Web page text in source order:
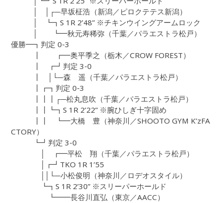
│ │┌─早坂柾浩（新潟／ピロクテテス新潟）
│ ┗┓S 1R 2’48” ※チキンウイングアームロック
│ ┗━秋元寿稀弥（千葉／パラエストラ松戸）
優勝━┓判定 0-3
┃ ┏━奥平季之（栃木／CROW FOREST）
┃ ┏┛判定 3-0
┃ │└─森 遥（千葉／パラエストラ松戸）
┃┏┓判定 0-3
┃┃┃┌─松丸息吹（千葉／パラエストラ松戸）
┃┃┗┓S 1R 2’22” ※腕ひしぎ十字固め
┃┃ ┗━大橋 豊（神奈川／SHOOTO GYM K’zFA
CTORY）
┗┛判定 3-0
│ ┏━平松 翔（千葉／パラエストラ松戸）
│┏┛TKO 1R 1’55
││└─小松俊明（神奈川／ロデオスタイル）
┗┓S 1R 2’30” ※スリーパーホールド
┗━━長谷川直弘（東京／AACC）